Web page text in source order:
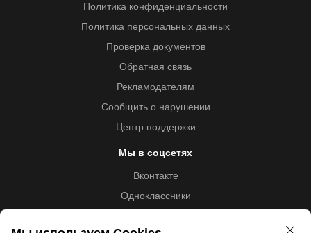
Политика конфиденциальности
Политика персональных данных
Проверка документов
Обратная связь
Рекламодателям
Сообщить о нарушении
Центр поддержки
Мы в соцсетях
Вконтакте
Одноклассники